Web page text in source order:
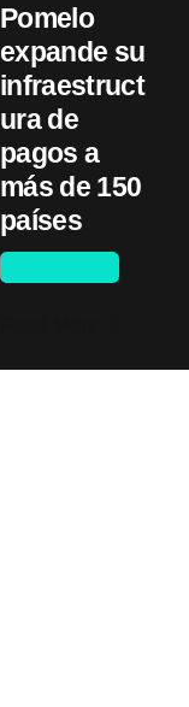
Pomelo
expande su
infraestruct
ura de
pagos a
más de 150
países